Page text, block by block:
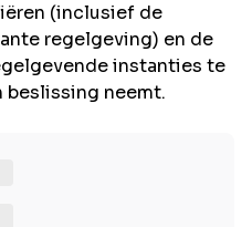
(inclusief de
regelgeving) en de
instanties te
beslissing neemt.